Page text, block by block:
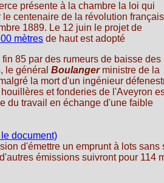
présente à la chambre la loi qui
le centenaire de la révolution
1889. Le 12 juin le projet de
mètres de haut est adopté
85 par des rumeurs de baisse des
le général Boulangerministre de la
la mort d'un ingénieur
et fonderies de l'Aveyron
du travail en échange d'une faible
document)
d'émettre un emprunt à lots
émissions suivront pour 114